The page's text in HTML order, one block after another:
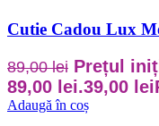
Cutie Cadou Lux
89,00lei Prețul
89,00 lei.39,00 lei
Adaugă în coș